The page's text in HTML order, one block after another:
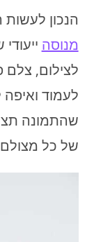
הנכון
מנוסה
לצילום, צלם
לעמוד
שהתמונה
של כל מצולם